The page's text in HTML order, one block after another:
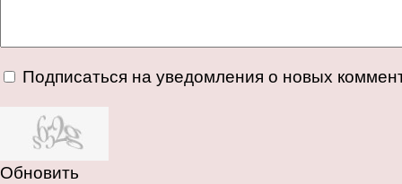
Подписаться на уведомления о новых
Обновить